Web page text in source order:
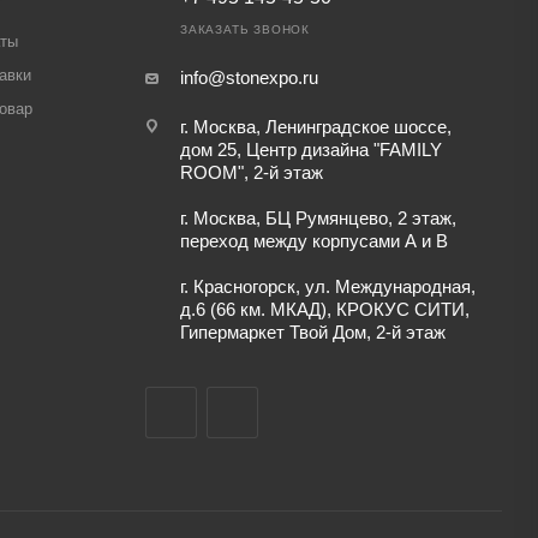
ЗАКАЗАТЬ ЗВОНОК
info@stonexpo.ru
г. Москва, Ленинградское шоссе,
дом 25, Центр дизайна "FAMILY
ROOM", 2-й этаж
г. Москва, БЦ Румянцево, 2 этаж,
переход между корпусами А и В
г. Красногорск, ул. Международная,
д.6 (66 км. МКАД), КРОКУС СИТИ,
Гипермаркет Твой Дом, 2-й этаж